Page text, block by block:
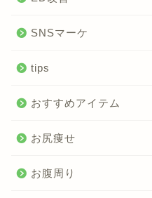
SNSマーケ
tips
おすすめアイテム
お尻痩せ
お腹周り